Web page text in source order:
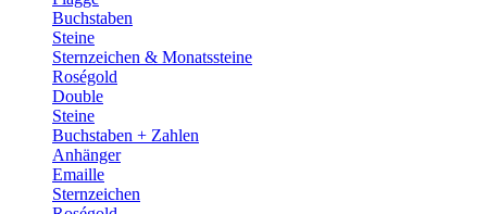
Buchstaben
Steine
Sternzeichen & Monatssteine
Roségold
Double
Steine
Buchstaben + Zahlen
Anhänger
Emaille
Sternzeichen